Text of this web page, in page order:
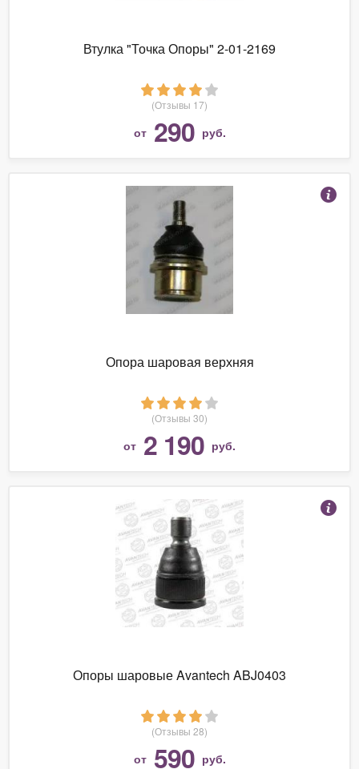
Втулка "Точка Опоры" 2-01-2169
(Отзывы 17)
от 290 руб.
Опора шаровая верхняя
(Отзывы 30)
от 2 190 руб.
Опоры шаровые Avantech ABJ0403
(Отзывы 28)
от 590 руб.